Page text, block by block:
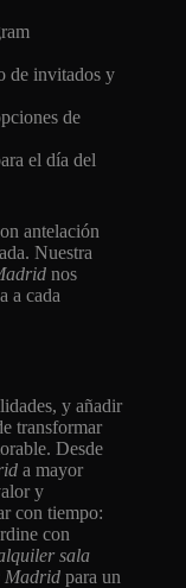
de invitados y
de
el día del
antelación
Nuestra
nos
a cada
y añadir
transformar
Desde
a mayor
y
con tiempo:
con
sala
Madrid para un